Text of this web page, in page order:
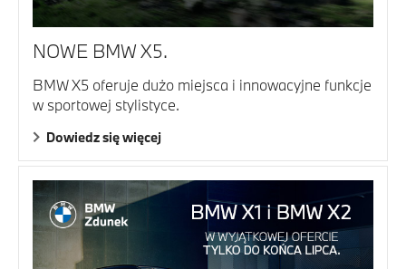
NOWE BMW X5.
BMW X5 oferuje dużo miejsca i innowacyjne funkcje
w sportowej stylistyce.
Dowiedz się więcej